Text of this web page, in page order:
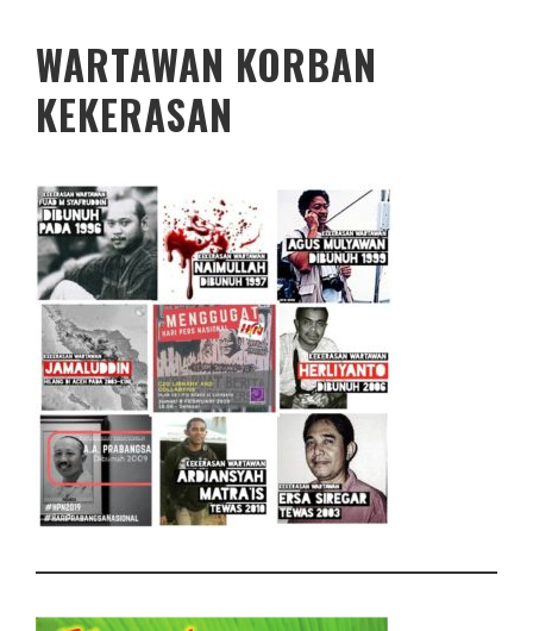
WARTAWAN KORBAN
KEKERASAN